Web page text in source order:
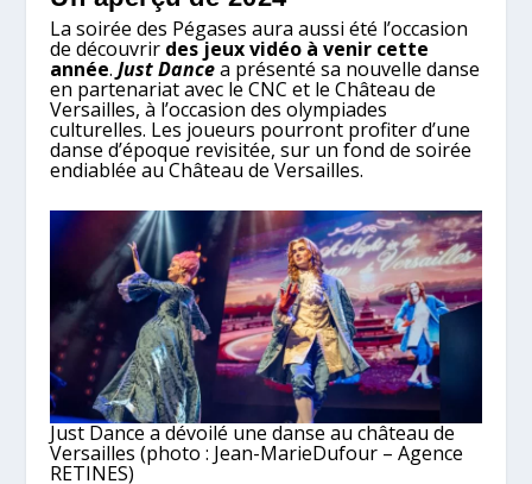
La soirée des Pégases aura aussi été l’occasion
de découvrir des jeux vidéo à venir cette
année. Just Dancea présenté sa nouvelle danse
en partenariat avec le CNC et le Château de
Versailles, à l’occasion des olympiades
culturelles. Les joueurs pourront profiter d’une
danse d’époque revisitée, sur un fond de soirée
endiablée au Château de Versailles.
Just Dance a dévoilé une danse au château de
Versailles (photo : Jean-MarieDufour – Agence
RETINES)